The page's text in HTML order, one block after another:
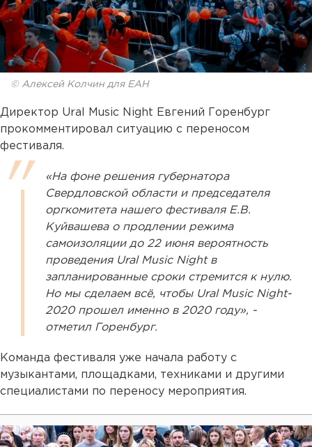
© Алексей Колчин для ЕАН
Директор Ural Music Night Евгений Горенбург
прокомментировал ситуацию с переносом
фестиваля.
«На фоне решения губернатора
Свердловской области и председателя
оргкомитета нашего фестиваля Е.В.
Куйвашева о продлении режима
самоизоляции до 22 июня вероятность
проведения Ural Music Night в
запланированные сроки стремится к нулю.
Но мы сделаем всё, чтобы Ural Music Night-
2020 прошел именно в 2020 году», -
отметил Горенбург.
Команда фестиваля уже начала работу с
музыкантами, площадками, техниками и другими
специалистами по переносу мероприятия.